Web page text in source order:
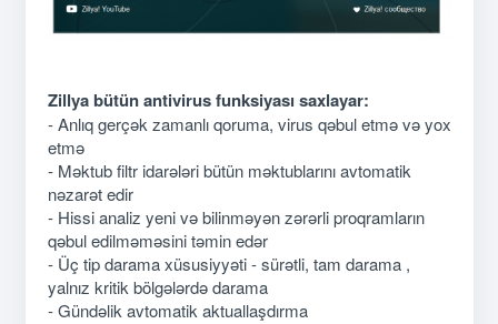
Zillya bütün antivirus funksiyası saxlayar:
- Anlıq gerçək zamanlı qoruma, virus qəbul etmə və yox
etmə
- Məktub filtr idarələri bütün məktublarını avtomatik
nəzarət edir
- Hissi analiz yeni və bilinməyən zərərli proqramların
qəbul edilməməsini təmin edər
- Üç tip darama xüsusiyyəti - sürətli, tam darama ,
yalnız kritik bölgələrdə darama
- Gündəlik avtomatik aktuallaşdırma